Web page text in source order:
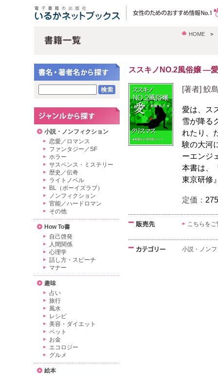
HOME >
ススキノNO.2風俗嬢 ―
[著者] 鮫
愛は、ス
雪が降る
れたり、
験の大河
ーエンジ
本書は、
東京研修
定価：
こちらを
小説・ノン
小説・ノンフィクション
恋愛／ロマンス
ファンタジー／SF
ホラー
サスペンス・ミステリー
歴史／伝奇
ライトノベル
BL（ボーイズラブ）
ノンフィクション
官能／ハードロマン
その他
How To書
自己啓発
人間関係
心理学
話し方・スピーチ
マナー
趣味
占い
旅行
風水
レシピ
美容・ダイエット
ペット
お金
エコロジー
グルメ
絵本